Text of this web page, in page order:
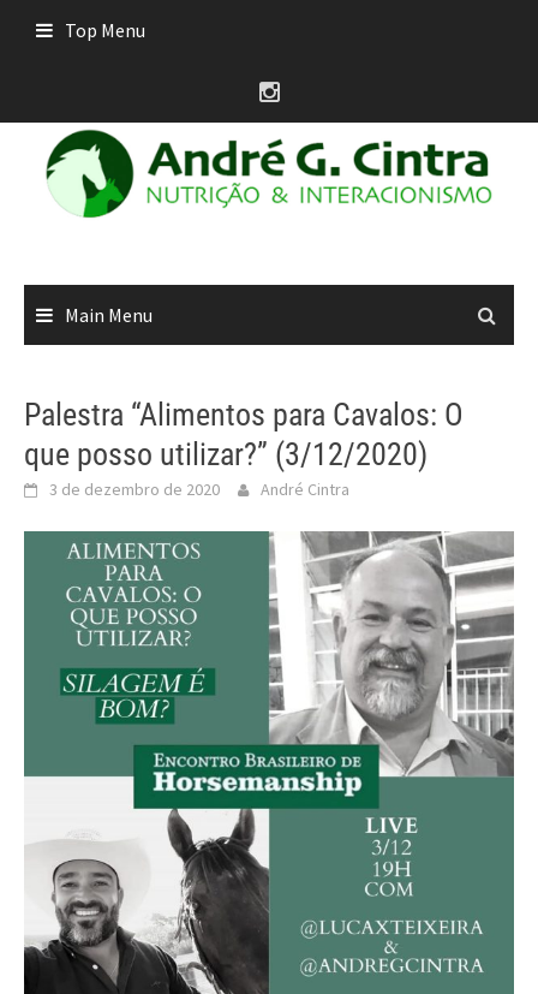
Top Menu
Main Menu
Palestra “Alimentos para Cavalos: O
que posso utilizar?” (3/12/2020)
3 de dezembro de 2020 André Cintra